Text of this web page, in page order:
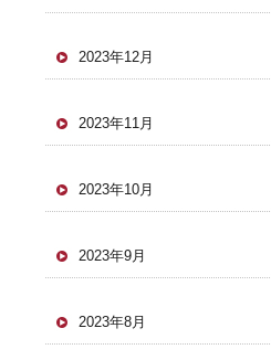
2023年12月
2023年11月
2023年10月
2023年9月
2023年8月